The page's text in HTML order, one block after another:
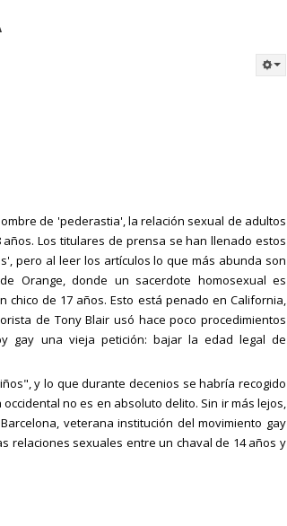
de 'pederastia', la relación sexual de adultos
Los titulares de prensa se han llenado estos
pero al leer los artículos lo que más abunda son
Orange, donde un sacerdote homosexual es
chico de 17 años. Esto está penado en California,
de Tony Blair usó hace poco procedimientos
gay una vieja petición: bajar la edad legal de
y lo que durante decenios se habría recogido
no es en absoluto delito. Sin ir más lejos,
veterana institución del movimiento gay
relaciones sexuales entre un chaval de 14 años y